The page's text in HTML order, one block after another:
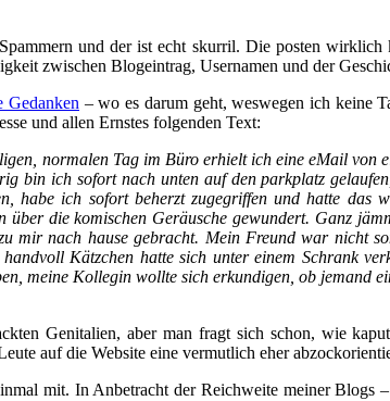
und der ist echt skurril. Die posten
zwischen Blogeintrag, Usernamen und der
Gedanken – wo es darum geht, weswegen ich keine
und allen Ernstes folgenden Text:
normalen Tag im Büro erhielt ich eine eMail von
bin ich sofort nach unten auf den parkplatz
habe ich sofort beherzt zugegriffen und hatte
über die komischen Geräusche gewundert. Ganz
mir nach hause gebracht. Mein Freund war nicht
Kätzchen hatte sich unter einem Schrank
meine Kollegin wollte sich erkundigen, ob jemand
Genitalien, aber man fragt sich schon, wie
auf die Website eine vermutlich eher
mit. In Anbetracht der Reichweite meiner